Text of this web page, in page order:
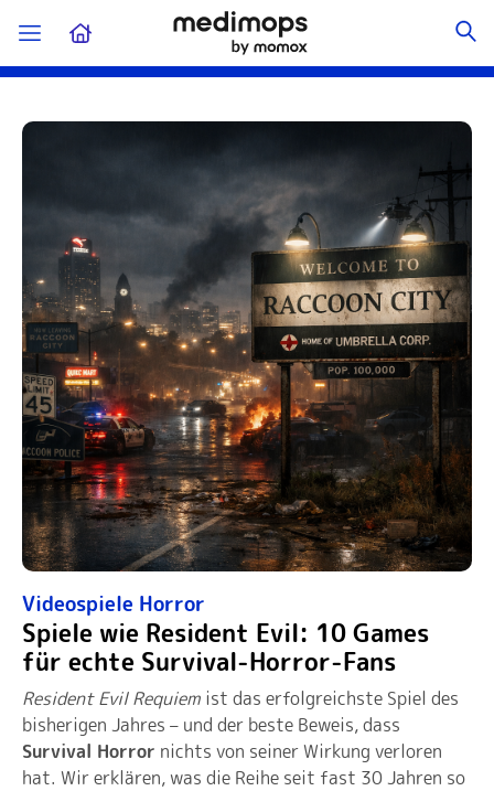
Videospiele Horror
Spiele wie Resident Evil: 10 Games
für echte Survival-Horror-Fans
Resident Evil Requiem ist das erfolgreichste Spiel des
bisherigen Jahres – und der beste Beweis, dass
Survival Horror nichts von seiner Wirkung verloren
hat. Wir erklären, was die Reihe seit fast 30 Jahren so